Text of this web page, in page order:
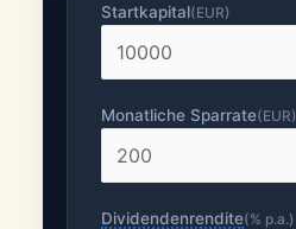
Startkapital(EUR)
Monatliche Sparrate(EUR)
Dividendenrendite(% p.a.)